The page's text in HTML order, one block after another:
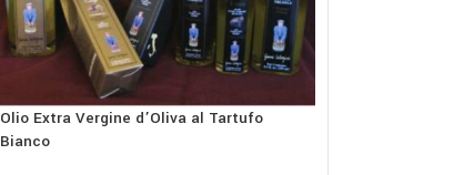
Olio Extra Vergine d’Oliva al Tartufo
Bianco